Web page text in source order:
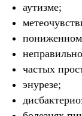
аутизме;
частых
энурезе;